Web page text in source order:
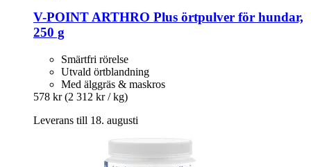
V-POINTARTHRO Plus örtpulver för hundar,
250 g
Smärtfri rörelse
Utvald örtblandning
Med älggräs & maskros
578 kr (2 312 kr / kg)
Leverans till 18. augusti